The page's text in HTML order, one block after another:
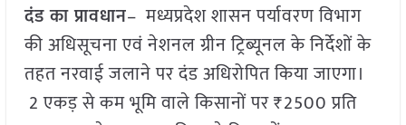
दंड का प्रावधान– मध्यप्रदेश शासन पर्यावरण विभाग
की अधिसूचना एवं नेशनल ग्रीन ट्रिब्यूनल के निर्देशों के
तहत नरवाई जलाने पर दंड अधिरोपित किया जाएगा।
2 एकड़ से कम भूमि वाले किसानों पर ₹2500 प्रति